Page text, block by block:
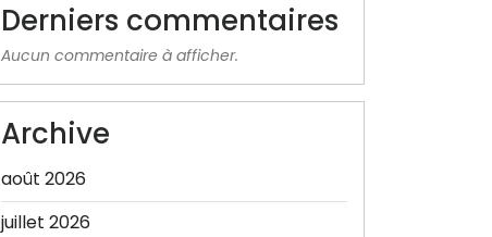
Derniers commentaires
Aucun commentaire à afficher.
Archive
août 2026
juillet 2026